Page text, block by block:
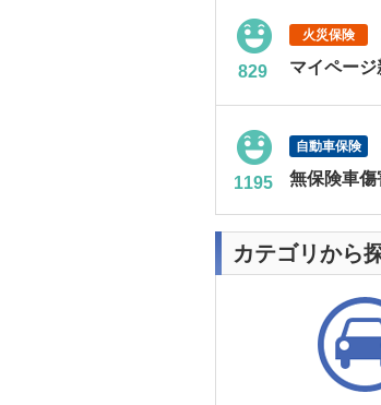
829
火災保険
マイページ
1195
自動車保険
無保険車傷
自動車保険
自動車保険
カテゴリから